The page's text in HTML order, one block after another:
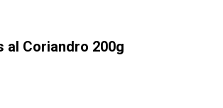
al Coriandro 200g